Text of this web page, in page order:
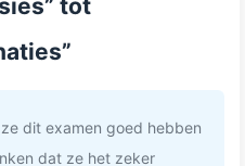
tot
dit examen goed hebben
dat ze het zeker